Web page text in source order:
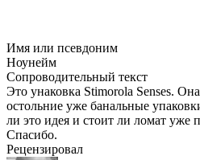
Имя или псевдоним
Ноунейм
Сопроводительный текст
Это унаковка Stimorolа Senses.
остольние уже банальные
ли это идея и стоит ли ломат уже
Спасибо.
Рецензировал